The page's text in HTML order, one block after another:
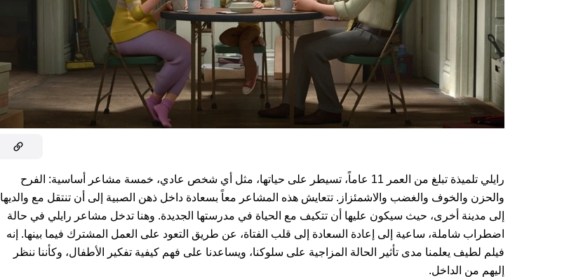
رايلي تلميذة تبلغ من العمر 11 عاماً، تسيطر على حياتها، مثل أي شخص عادي، خمسة مشاعر أساسية: الفرح
والحزن والخوف والغضب والاشمئزاز. تتعايش هذه المشاعر معاً بسعادة داخل ذهن الصبية إلى أن تنتقل مع والديها
إلى مدينة أخرى، حيث سيكون عليها أن تتكيف مع الحياة في مدرستها الجديدة. وهنا تدخل مشاعر رايلي في حالة
اضطراب شاملة، ساعية إلى إعادة السعادة إلى قلب الفتاة، عن طريق التعود على العمل المشترك فيما بينها. إنه
فيلم لطيف يعلمنا مدى تأثير الحالة المزاجية على سلوكنا، ويساعدنا على فهم كيفية تفكير الأطفال، وكأننا ننظر
إليهم من الداخل.